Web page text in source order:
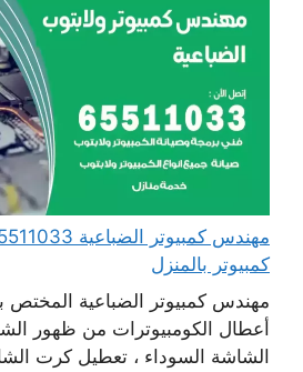
كمبيوتر بالمنزل
مهندس كمبيوتر الضباعية المختص
أعطال الكومبيوترات من ظهور
الشاشة السوداء ، تعطيل كرت